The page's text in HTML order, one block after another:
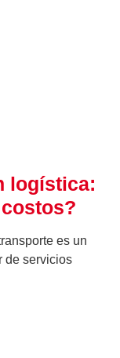
logística:
es un
de servicios